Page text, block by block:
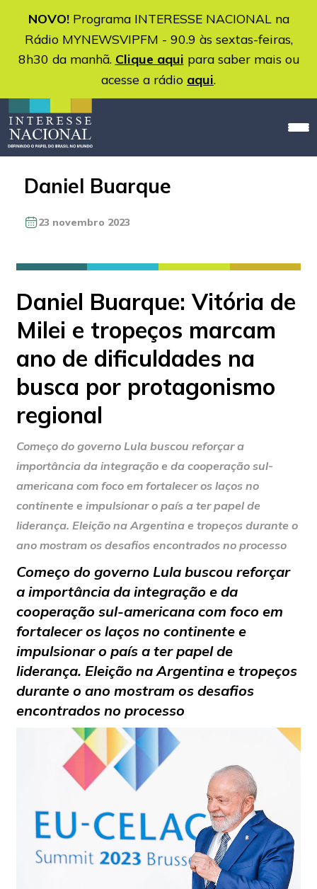
NOVO!Programa INTERESSE NACIONAL na
Rádio MYNEWSVIPFM - 90.9 às sextas-feiras,
8h30 da manhã. Clique aqui para saber mais ou
acesse a rádio aqui.
Daniel Buarque
23 novembro 2023
Daniel Buarque: Vitória de
Milei e tropeços marcam
ano de dificuldades na
busca por protagonismo
regional
Começo do governo Lula buscou reforçar a
importância da integração e da cooperação sul-
americana com foco em fortalecer os laços no
continente e impulsionar o país a ter papel de
liderança. Eleição na Argentina e tropeços durante o
ano mostram os desafios encontrados no processo
Começo do governo Lula buscou reforçar
a importância da integração e da
cooperação sul-americana com foco em
fortalecer os laços no continente e
impulsionar o país a ter papel de
liderança. Eleição na Argentina e tropeços
durante o ano mostram os desafios
encontrados no processo